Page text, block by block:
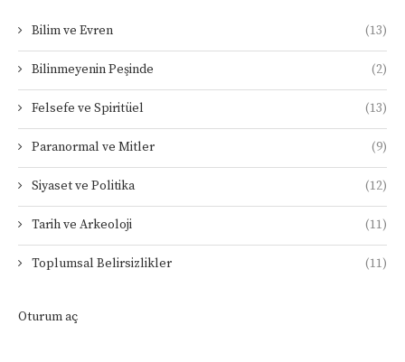
Bilim ve Evren (13)
Bilinmeyenin Peşinde (2)
Felsefe ve Spiritüel (13)
Paranormal ve Mitler (9)
Siyaset ve Politika (12)
Tarih ve Arkeoloji (11)
Toplumsal Belirsizlikler (11)
Oturum aç